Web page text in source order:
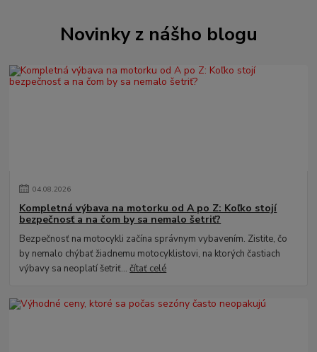
Novinky z nášho blogu
04.08.2026
Kompletná výbava na motorku od A po Z: Koľko stojí
bezpečnosť a na čom by sa nemalo šetriť?
Bezpečnosť na motocykli začína správnym vybavením. Zistite, čo
by nemalo chýbať žiadnemu motocyklistovi, na ktorých častiach
výbavy sa neoplatí šetriť...čítať celé